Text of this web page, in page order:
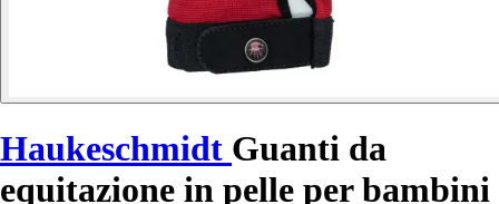
Haukeschmidt Guanti da
equitazione in pelle per bambini